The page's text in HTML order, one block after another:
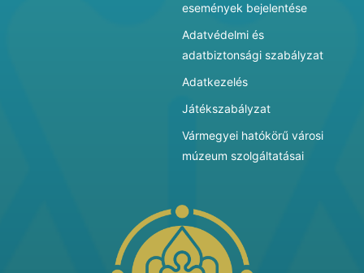
események bejelentése
Adatvédelmi és
adatbiztonsági szabályzat
Adatkezelés
Játékszabályzat
Vármegyei hatókörű városi
múzeum szolgáltatásai